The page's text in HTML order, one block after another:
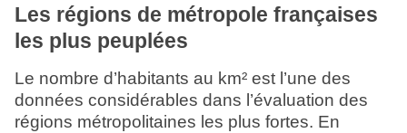
Les régions de métropole françaises
les plus peuplées
Le nombre d’habitants au km² est l’une des
données considérables dans l’évaluation des
régions métropolitaines les plus fortes. En